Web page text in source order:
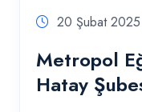
20 Şubat 2025
Metropol
Hatay